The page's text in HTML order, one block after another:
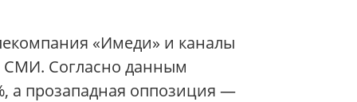
«Имеди» и каналы
СМИ. Согласно данным
а прозападная оппозиция —